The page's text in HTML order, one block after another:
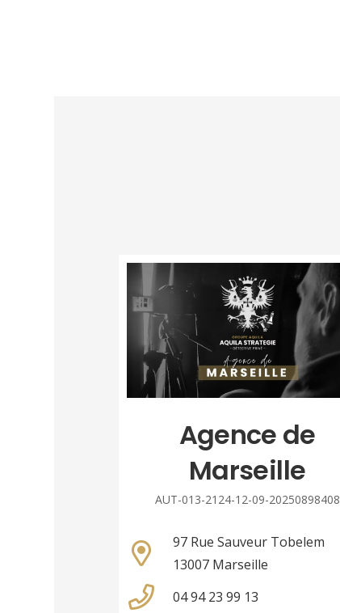
Agence de
Marseille
AUT-013-2124-12-09-20250898408
97 Rue Sauveur Tobelem
13007 Marseille
04 94 23 99 13